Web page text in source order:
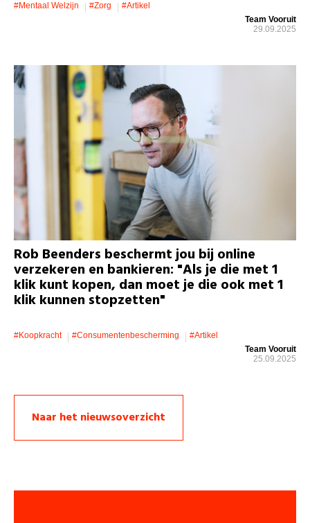
#mentaal Welzijn #zorg
#artikel
Team Vooruit
29.09.2025
Rob Beenders beschermt jou bij online
verzekeren en bankieren: "Als je die met 1
klik kunt kopen, dan moet je die ook met 1
klik kunnen stopzetten"
#koopkracht #consumentenbescherming
#artikel
Team Vooruit
25.09.2025
Naar het nieuwsoverzicht